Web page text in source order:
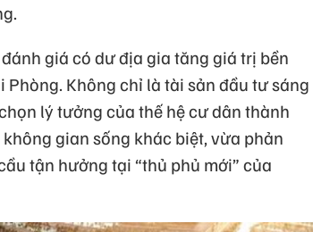
giá có dư địa gia tăng giá trị bền
Không chỉ là tài sản đầu tư sáng
lý tưởng của thế hệ cư dân thành
gian sống khác biệt, vừa phản
tận hưởng tại “thủ phủ mới” của